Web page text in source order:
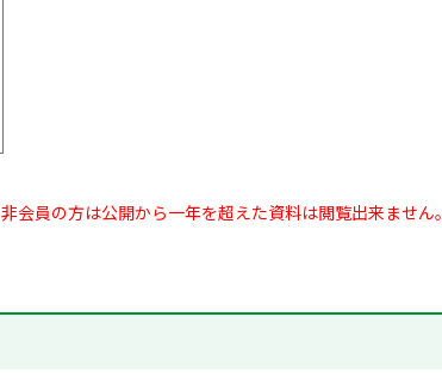
非会員の方は公開から一年を超えた資料は閲覧出来ません。